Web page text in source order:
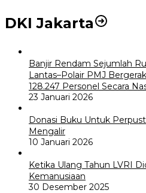
DKI Jakarta
Banjir Rendam Sejumlah
Lantas–Polair PMJ
128.247 Personel Secara
23 Januari 2026
Donasi Buku Untuk
Mengalir
10 Januari 2026
Ketika Ulang Tahun LVRI
Kemanusiaan
30 Desember 2025